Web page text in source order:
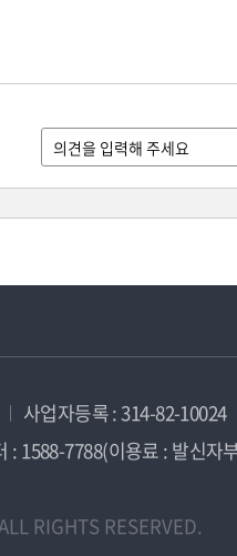
사업자등록 : 314-82-10024
: 1588-7788(이용료 : 발신자
RIGHTS RESERVED.